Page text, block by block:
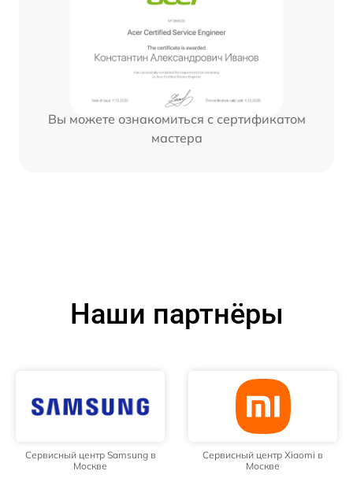
Вы можете ознакомиться с сертификатом
мастера
Наши партнёры
Сервисный центр Samsung в
Москве
Сервисный центр Xiaomi в
Москве